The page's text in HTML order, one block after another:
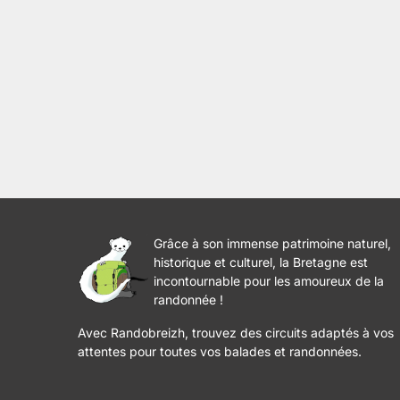
Grâce à son immense patrimoine naturel,
historique et culturel, la Bretagne est
incontournable pour les amoureux de la
randonnée !
Avec Randobreizh, trouvez des circuits adaptés à vos
attentes pour toutes vos balades et randonnées.